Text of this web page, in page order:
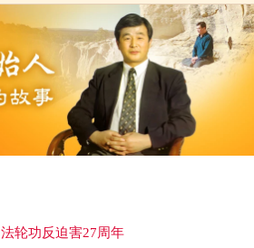
法轮功反迫害27周年